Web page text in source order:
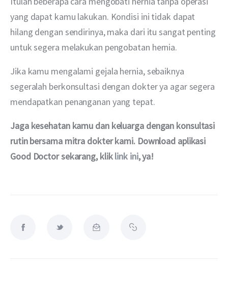
yang dapat kamu lakukan. Kondisi ini tidak dapat
hilang dengan sendirinya, maka dari itu sangat penting
untuk segera melakukan pengobatan hernia.
Jika kamu mengalami gejala hernia, sebaiknya
segeralah berkonsultasi dengan dokter ya agar segera
mendapatkan penanganan yang tepat.
Jaga kesehatan kamu dan keluarga dengan konsultasi
rutin bersama mitra dokter kami. Download aplikasi
Good Doctor sekarang, klik link ini, ya!